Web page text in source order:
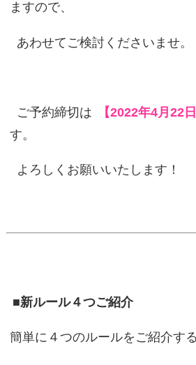
ますので、
あわせてご検討くださいませ。
ご予約締切は 【2022年4月22
す。
よろしくお願いいたします！
■新ルール４つご紹介
簡単に４つのルールをご紹介す